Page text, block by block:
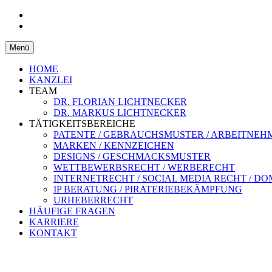
LICHTNECKER &
Patentanwaltskanzlei und
Menü Zum
Inhalt
springen
HOME
KANZLEI
TEAM
DR. FLORIAN LICHTNECKER
DR. MARKUS LICHTNECKER
TÄTIGKEITSBEREICHE
PATENTE / GEBRAUCHSMUSTER /
MARKEN / KENNZEICHEN
DESIGNS / GESCHMACKSMUSTER
WETTBEWERBSRECHT / WERBERECHT
INTERNETRECHT / SOCIAL MEDIA RECHT /
IP BERATUNG / PIRATERIEBEKÄMPFUNG
URHEBERRECHT
HÄUFIGE FRAGEN
KARRIERE
KONTAKT